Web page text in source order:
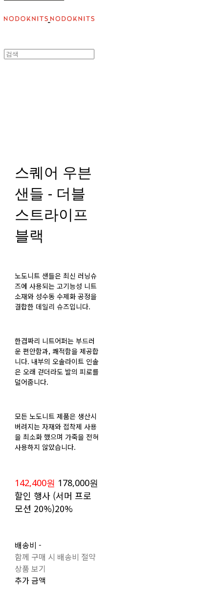
스퀘어 우븐
샌들 - 더블
스트라이프
블랙
노도니트 샌들은 최신 러닝슈
즈에 사용되는 고기능성 니트
소재와 성수동 수제화 공정을
결합한 데일리 슈즈입니다.
한겹짜리 니트어퍼는 부드러
운 편안함과, 쾌적함을 제공합
니다. 내부의 오솔라이트 인솔
은 오래 걷더라도 발의 피로를
덜어줍니다.
모든 노도니트 제품은 생산시
버려지는 자재와 접착제 사용
을 최소화 했으며 가죽을 전혀
사용하지 않았습니다.
142,400원 178,000원
할인 행사 (서머 프로
모션 20%)20%
배송비 -
함께 구매 시 배송비 절약
상품 보기
추가 금액